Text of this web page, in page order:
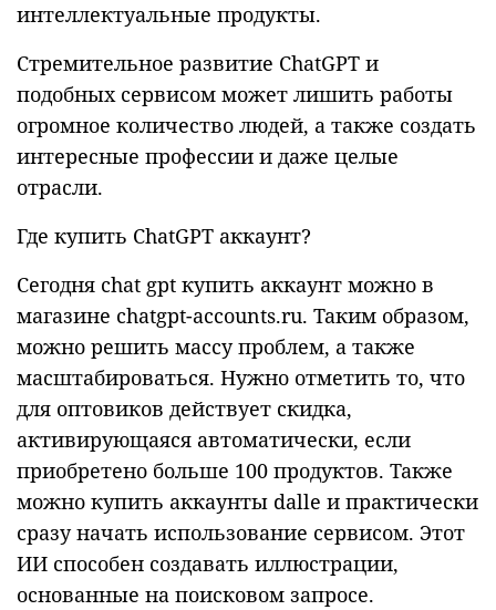
интеллектуальные продукты.
Стремительное развитие ChatGPT и
подобных сервисом может лишить работы
огромное количество людей, а также создать
интересные профессии и даже целые
отрасли.
Где купить ChatGPT аккаунт?
Сегодня chat gpt купить аккаунт можно в
магазине chatgpt-accounts.ru. Таким образом,
можно решить массу проблем, а также
масштабироваться. Нужно отметить то, что
для оптовиков действует скидка,
активирующаяся автоматически, если
приобретено больше 100 продуктов. Также
можно купить аккаунты dalle и практически
сразу начать использование сервисом. Этот
ИИ способен создавать иллюстрации,
основанные на поисковом запросе.